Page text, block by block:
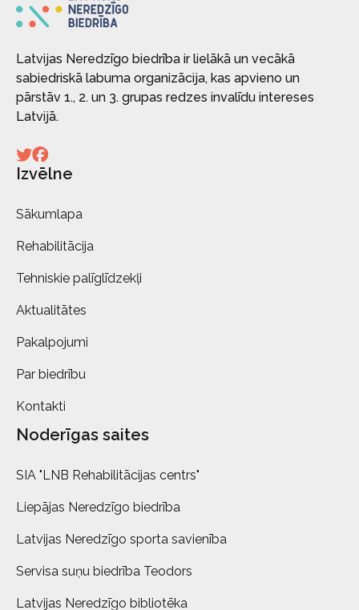
Latvijas Neredzīgo biedrība ir lielākā un vecākā
sabiedriskā labuma organizācija, kas apvieno un
pārstāv 1., 2. un 3. grupas redzes invalīdu intereses
Latvijā.
Izvēlne
Sākumlapa
Rehabilitācija
Tehniskie palīglīdzekļi
Aktualitātes
Pakalpojumi
Par biedrību
Kontakti
Noderīgas saites
SIA "LNB Rehabilitācijas centrs"
Liepājas Neredzīgo biedrība
Latvijas Neredzīgo sporta savienība
Servisa suņu biedrība Teodors
Latvijas Neredzīgo bibliotēka